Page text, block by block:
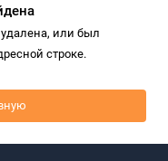
или был
строке.